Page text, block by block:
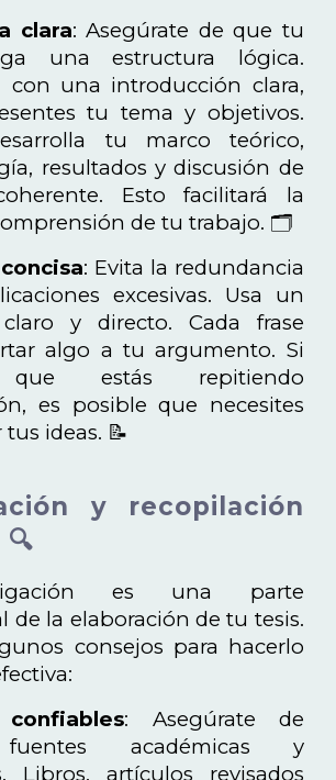
clara: Asegúrate de que tu
una estructura lógica.
con una introducción clara,
tu tema y objetivos.
tu marco teórico,
resultados y discusión de
Esto facilitará la
de tu trabajo. 🗂️
: Evita la redundancia
excesivas. Usa un
y directo. Cada frase
algo a tu argumento. Si
que estás repitiendo
es posible que necesites
ideas. 📝
y recopilación
es una parte
de la elaboración de tu tesis.
consejos para hacerlo
: Asegúrate de
académicas y
Libros, artículos revisados